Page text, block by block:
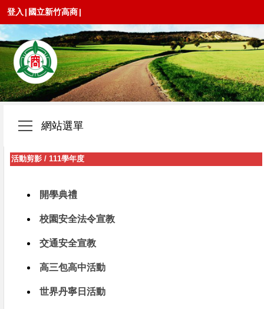
登入 | 國立新竹高商|
網站選單
活動剪影 / 111學年度
開學典禮
校園安全法令宣教
交通安全宣教
高三包高中活動
世界丹寧日活動